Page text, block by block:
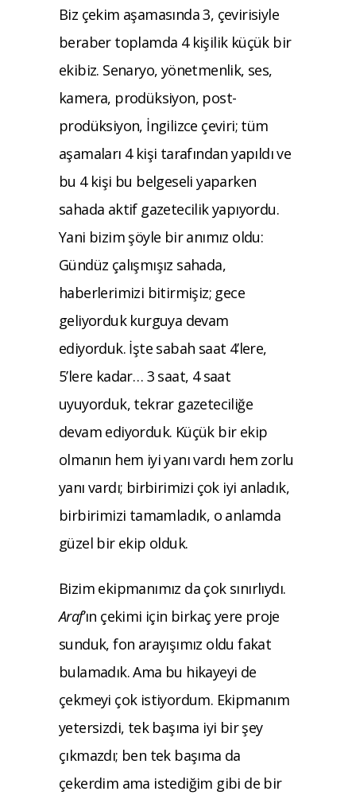
Biz çekim aşamasında 3, çevirisiyle
beraber toplamda 4 kişilik küçük bir
ekibiz. Senaryo, yönetmenlik, ses,
kamera, prodüksiyon, post-
prodüksiyon, İngilizce çeviri; tüm
aşamaları 4 kişi tarafından yapıldı ve
bu 4 kişi bu belgeseli yaparken
sahada aktif gazetecilik yapıyordu.
Yani bizim şöyle bir anımız oldu:
Gündüz çalışmışız sahada,
haberlerimizi bitirmişiz; gece
geliyorduk kurguya devam
ediyorduk. İşte sabah saat 4’lere,
5’lere kadar… 3 saat, 4 saat
uyuyorduk, tekrar gazeteciliğe
devam ediyorduk. Küçük bir ekip
olmanın hem iyi yanı vardı hem zorlu
yanı vardı; birbirimizi çok iyi anladık,
birbirimizi tamamladık, o anlamda
güzel bir ekip olduk.
Bizim ekipmanımız da çok sınırlıydı.
Araf’ın çekimi için birkaç yere proje
sunduk, fon arayışımız oldu fakat
bulamadık. Ama bu hikayeyi de
çekmeyi çok istiyordum. Ekipmanım
yetersizdi, tek başıma iyi bir şey
çıkmazdı; ben tek başıma da
çekerdim ama istediğim gibi de bir